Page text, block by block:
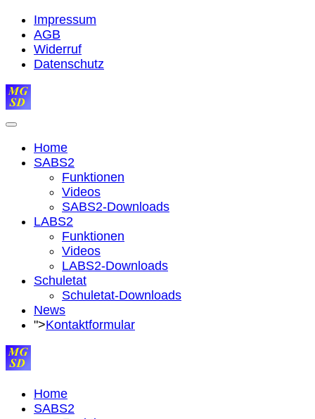
Impressum
AGB
Widerruf
Datenschutz
Home
SABS2
Funktionen
Videos
SABS2-Downloads
LABS2
Funktionen
Videos
LABS2-Downloads
Schuletat
Schuletat-Downloads
News
">Kontaktformular
Home
SABS2